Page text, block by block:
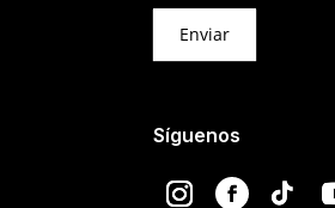
Enviar
Síguenos